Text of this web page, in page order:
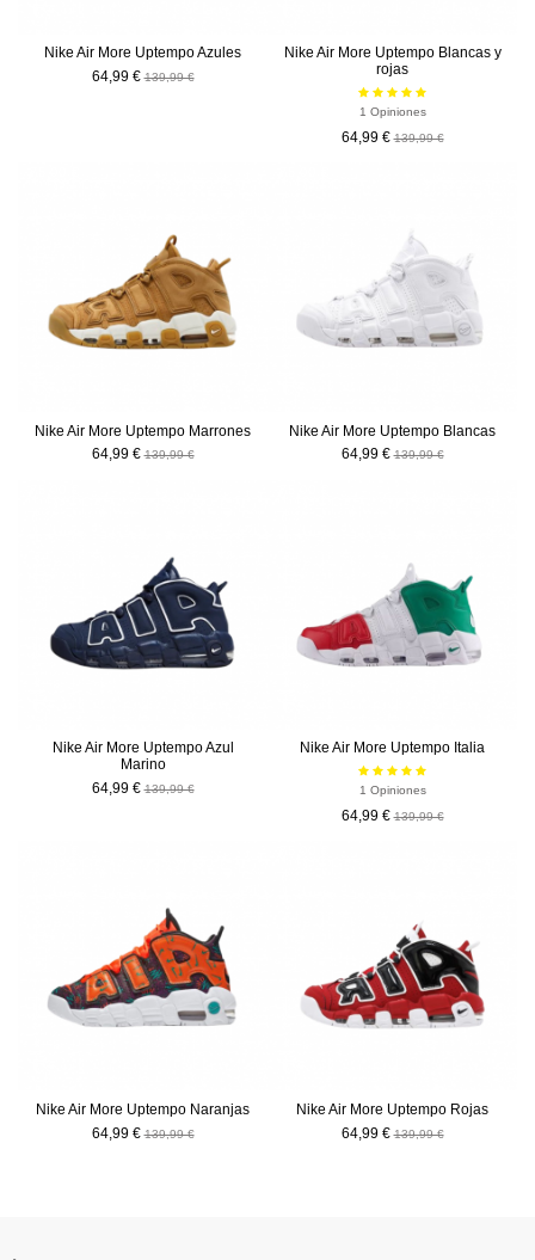
Nike Air More Uptempo Azules
64,99 € 139,99 €
Nike Air More Uptempo Blancas y
rojas
1 Opiniones
64,99 € 139,99 €
Nike Air More Uptempo Marrones
64,99 € 139,99 €
Nike Air More Uptempo Blancas
64,99 € 139,99 €
Nike Air More Uptempo Azul
Marino
64,99 € 139,99 €
Nike Air More Uptempo Italia
1 Opiniones
64,99 € 139,99 €
Nike Air More Uptempo Naranjas
64,99 € 139,99 €
Nike Air More Uptempo Rojas
64,99 € 139,99 €